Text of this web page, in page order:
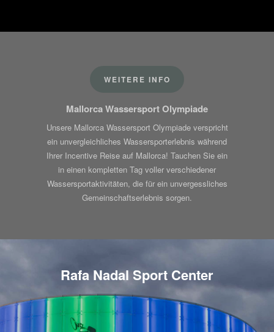
WEITERE INFO
Mallorca Wassersport Olympiade
Unsere Mallorca Wassersport Olympiade verspricht
ein unvergleichliches Wassersporterlebnis während
Ihrer Incentive Reise auf Mallorca! Tauchen Sie ein
in einen kompletten Tag voller verschiedener
Wassersportaktivitäten, die für ein unvergessliches
Gemeinschaftserlebnis sorgen.
Rafa Nadal Sport Center